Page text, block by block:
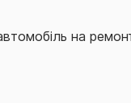
на